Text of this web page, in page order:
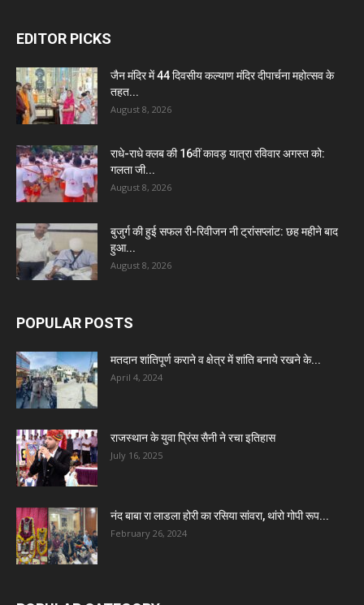
EDITOR PICKS
जैन मंदिर में 44 दिवसीय कल्याण मंदिर दीपार्चना महोत्सव के
तहत...
August 8, 2026
राधे-राधे क्लब की 16वीं कावड़ यात्रा रविवार अगस्त को:
गलता जी...
August 8, 2026
बुजुर्ग की हुई सफल री-रिवीजन नी ट्रांसप्लांट: छह महीने बाद
हुआ...
August 8, 2026
POPULAR POSTS
मतदान शांतिपूर्ण कराने व क्षेत्र में शांति बनाये रखने के...
April 4, 2024
राजस्थान के युवा प्रिंस सैनी ने रचा इतिहास
July 16, 2025
नंद बाबा रा लाडला होरी का रसिया सांवरा, थांरो गोपी रूप...
February 26, 2024